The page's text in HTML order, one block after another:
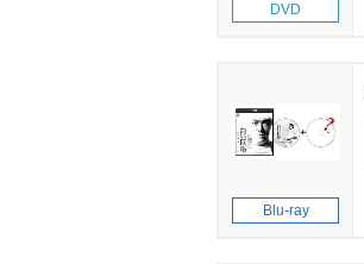
DVD
Blu-ray